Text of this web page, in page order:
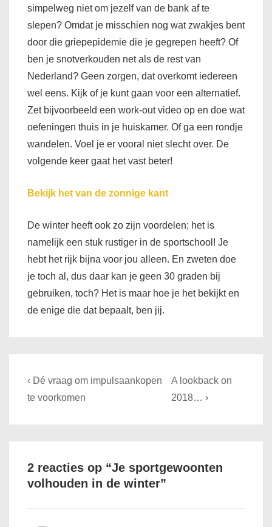
simpelweg niet om jezelf van de bank af te
slepen? Omdat je misschien nog wat zwakjes bent
door die griepepidemie die je gegrepen heeft? Of
ben je snotverkouden net als de rest van
Nederland? Geen zorgen, dat overkomt iedereen
wel eens. Kijk of je kunt gaan voor een alternatief.
Zet bijvoorbeeld een work-out video op en doe wat
oefeningen thuis in je huiskamer. Of ga een rondje
wandelen. Voel je er vooral niet slecht over. De
volgende keer gaat het vast beter!
Bekijk het van de zonnige kant
De winter heeft ook zo zijn voordelen; het is
namelijk een stuk rustiger in de sportschool! Je
hebt het rijk bijna voor jou alleen. En zweten doe
je toch al, dus daar kan je geen 30 graden bij
gebruiken, toch? Het is maar hoe je het bekijkt en
de enige die dat bepaalt, ben jij.
Bericht
navigatie
Previous
Post
‹ Dé vraag om impulsaankopen
te voorkomen
Next
Post
A lookback on
2018… ›
2 reacties op “Je sportgewoonten
volhouden in de winter”